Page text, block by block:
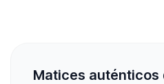
Matices auténticos